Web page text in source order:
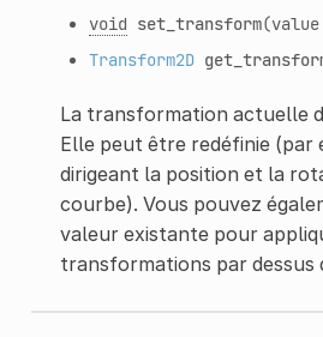
void set_transform
Transform2D
La transformation actuelle
Elle peut être redéfinie (par
dirigeant la position et la
courbe). Vous pouvez
valeur existante pour
transformations par